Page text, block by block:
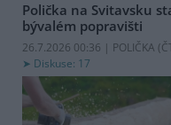
Polička na Svitavsku
bývalém popravišti
26.7.2026 00:36 | POLIČKA (
Diskuse: 17